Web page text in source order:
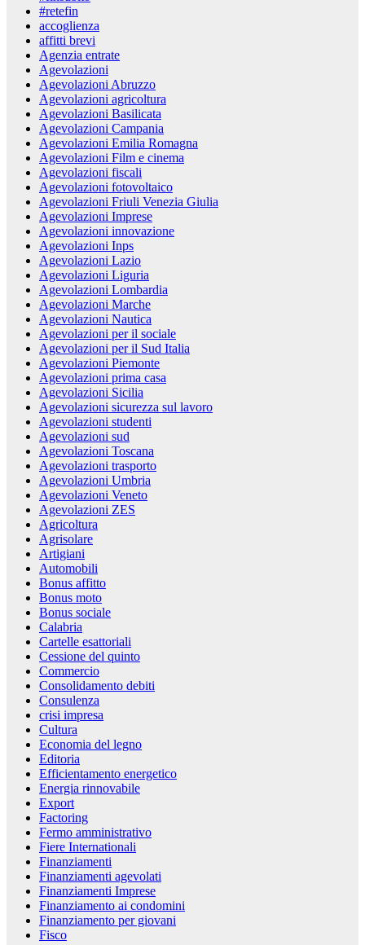
#retefin
accoglienza
affitti brevi
Agenzia entrate
Agevolazioni
Agevolazioni Abruzzo
Agevolazioni agricoltura
Agevolazioni Basilicata
Agevolazioni Campania
Agevolazioni Emilia Romagna
Agevolazioni Film e cinema
Agevolazioni fiscali
Agevolazioni fotovoltaico
Agevolazioni Friuli Venezia Giulia
Agevolazioni Imprese
Agevolazioni innovazione
Agevolazioni Inps
Agevolazioni Lazio
Agevolazioni Liguria
Agevolazioni Lombardia
Agevolazioni Marche
Agevolazioni Nautica
Agevolazioni per il sociale
Agevolazioni per il Sud Italia
Agevolazioni Piemonte
Agevolazioni prima casa
Agevolazioni Sicilia
Agevolazioni sicurezza sul lavoro
Agevolazioni studenti
Agevolazioni sud
Agevolazioni Toscana
Agevolazioni trasporto
Agevolazioni Umbria
Agevolazioni Veneto
Agevolazioni ZES
Agricoltura
Agrisolare
Artigiani
Automobili
Bonus affitto
Bonus moto
Bonus sociale
Calabria
Cartelle esattoriali
Cessione del quinto
Commercio
Consolidamento debiti
Consulenza
crisi impresa
Cultura
Economia del legno
Editoria
Efficientamento energetico
Energia rinnovabile
Export
Factoring
Fermo amministrativo
Fiere Internationali
Finanziamenti
Finanziamenti agevolati
Finanziamenti Imprese
Finanziamento ai condomini
Finanziamento per giovani
Fisco